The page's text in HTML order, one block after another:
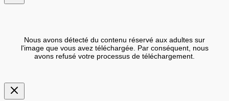
Nous avons détecté du contenu réservé aux adultes sur
l'image que vous avez téléchargée. Par conséquent, nous
avons refusé votre processus de téléchargement.